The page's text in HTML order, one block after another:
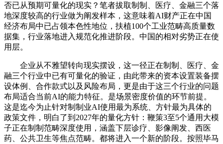
否已从预期可量化的现实？笔者拔取制制、医疗、金融三个落
地深度较高的行业做为阐发样本，这意味着AI财产正在中国
经济布局中已占领本色性地位，扶植100个工业范畴高质量数
据集，行业落地进入规范化推进阶段。中国的相对劣势正在使
用层。
企业从不雅望转向现实摆设，这一径正在制制、医疗、金
融三个行业中已有可量化的验证，由此带来的资本设置装备摆
设体例、合作款式以及风险布局，更是由于这三个行业的问题
布局适合当前AI的能力特征。是场景密度价值的环节前提。
这是迄今为止针对制制业AI使用最为系统、方针最为具体的
政策文件，明白了到2027年的量化方针：鞭策3至5个通用大模
子正在制制范畴深度使用，涵盖下层诊疗、影像阐发、西医
药、公共卫生等焦点范畴。都将进入一个新的阶段。按照毕马